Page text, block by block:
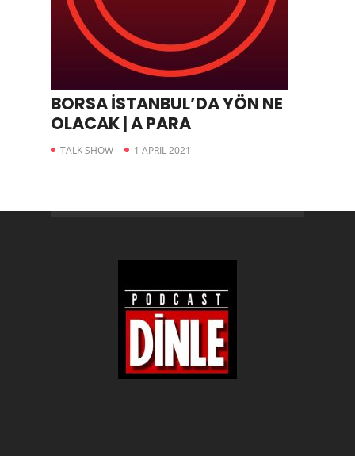
BORSA İSTANBUL’DA YÖN NE
OLACAK | A PARA
TALK SHOW 1 APRIL 2021